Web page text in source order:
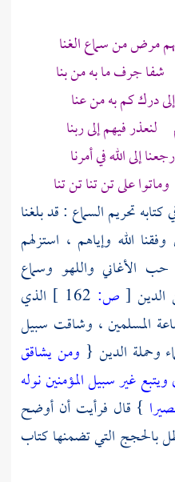
مرض من سماع الغنا
جرف ما به من بنا
درك كم به من عنا
فيهم إلى ربنا
إلى الله في أمرنا
على تن تنا تن تنا
كتابه تحريم السماع : قد بلغنا
الله وإياهم ، استزلهم
الأغاني واللهو وسماع
الدين [ ص:
الذي
المسلمين ، وشاقت سبيل
وحملة الدين { ومن يشاقق
غير سبيل المؤمنين نوله
} قال فرأيت أن أوضح
بالحجج التي تضمنها كتاب